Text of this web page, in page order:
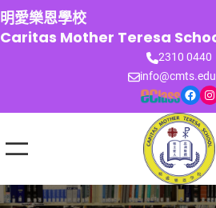
跳
至
主
明愛樂恩學校
Caritas Mother Teresa
2310 0440
Facebook Instagram